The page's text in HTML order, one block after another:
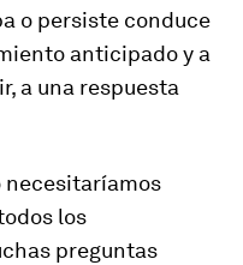
o persiste conduce
anticipado y a
a una respuesta
necesitaríamos
los
preguntas